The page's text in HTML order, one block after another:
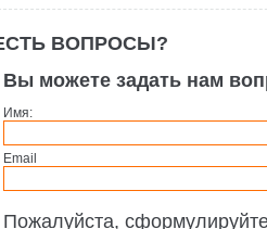
ВОПРОСЫ?
Вы можете задать нам
Имя:
Email
Пожалуйста,